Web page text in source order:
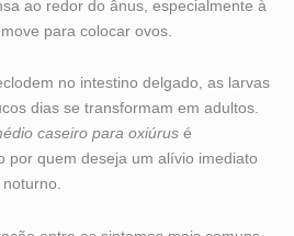
ao redor do ânus, especialmente à
para colocar ovos.
no intestino delgado, as larvas
dias se transformam em adultos.
caseiro para oxiúrus é
por quem deseja um alívio imediato